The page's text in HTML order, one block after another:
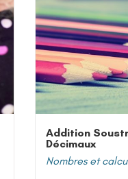
Addition
Décimaux
Nombres et